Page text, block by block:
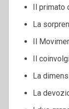
Il primato
La
Il
Il
La
La